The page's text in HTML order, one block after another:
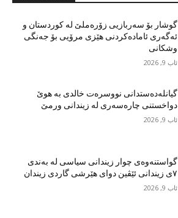
گوشار بۆ سەربازیی زۆرەملێ لە کوردستان و
ئەگەری ئامادەکردنی هێزی مرۆیی بۆ جەنگی
وشکانی
ئاب 9, 2026
گیانلەدەستدانی نووسرەت خالدی بە هوێ
دواخستنی چارەسەری لە زیندانی ورمێ
ئاب 9, 2026
گواستنەوەی چوار زیندانی سیاسی لە بەندی
٧ی زیندانی ئێڤین دوای هێرشی گاردی زیندان
ئاب 9, 2026